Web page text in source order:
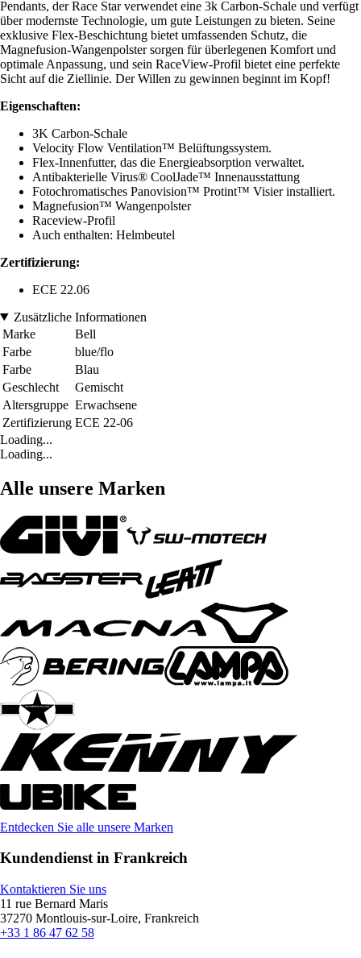
Pendants, der Race Star verwendet eine 3k Carbon-Schale und verfügt
über modernste Technologie, um gute Leistungen zu bieten. Seine
exklusive Flex-Beschichtung bietet umfassenden Schutz, die
Magnefusion-Wangenpolster sorgen für überlegenen Komfort und
optimale Anpassung, und sein RaceView-Profil bietet eine perfekte
Sicht auf die Ziellinie. Der Willen zu gewinnen beginnt im Kopf!
Eigenschaften:
3K Carbon-Schale
Velocity Flow Ventilation™ Belüftungssystem.
Flex-Innenfutter, das die Energieabsorption verwaltet.
Antibakterielle Virus® CoolJade™ Innenausstattung
Fotochromatisches Panovision™ Protint™ Visier installiert.
Magnefusion™ Wangenpolster
Raceview-Profil
Auch enthalten: Helmbeutel
Zertifizierung:
ECE 22.06
Zusätzliche Informationen
Marke
Bell
Farbe
blue/flo
Farbe
Blau
Geschlecht
Gemischt
Altersgruppe Erwachsene
Zertifizierung ECE 22-06
Loading...
Loading...
Alle unsere Marken
Entdecken Sie alle unsere Marken
Kundendienst in Frankreich
Kontaktieren Sie uns
11 rue Bernard Maris
37270 Montlouis-sur-Loire, Frankreich
+33 1 86 47 62 58